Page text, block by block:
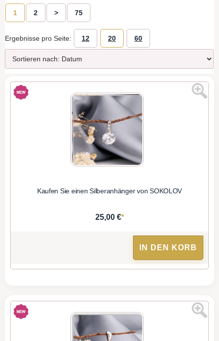
1 2 > 75
Ergebnisse pro Seite: 12 20 60
Kaufen Sie einen Silberanhänger von SOKOLOV
25,00 €*
IN DEN KORB